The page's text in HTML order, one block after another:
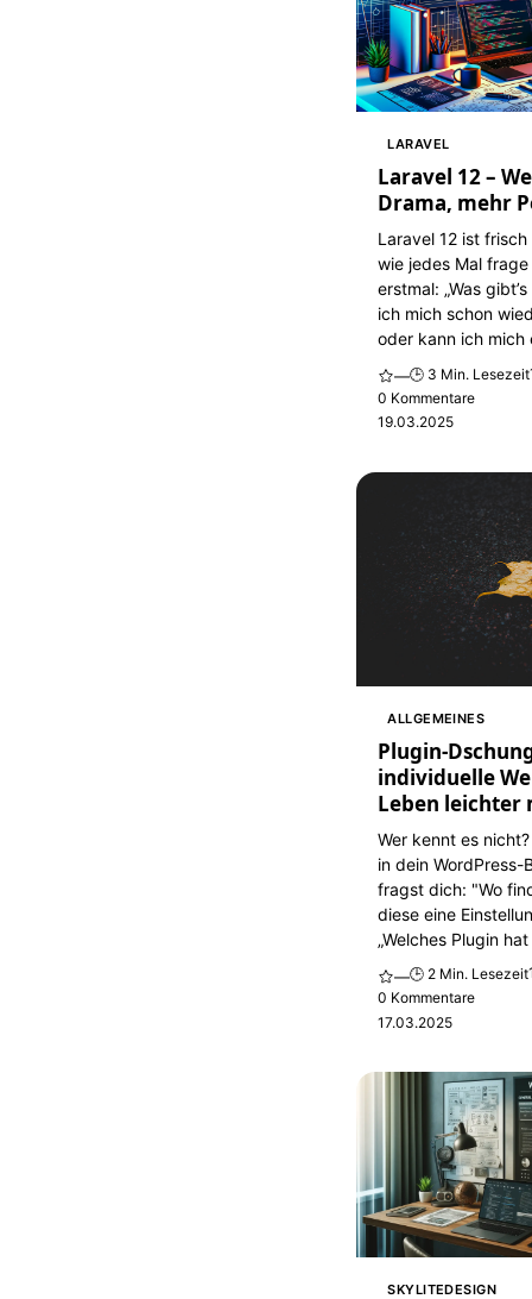
LARAVEL
Laravel 12 –
Drama, mehr
Laravel 12 ist
wie jedes Mal
erstmal: „Was
ich mich schon
oder kann ich mich
—🕒 3 Min. Lesezeit
0 Kommentare
19.03.2025
ALLGEMEINES
Plugin-
individuelle
Leben leichter
Wer kennt es
in dein WordPress-
fragst dich: "Wo
diese eine
„Welches Plugin
—🕒 2 Min. Lesezeit
0 Kommentare
17.03.2025
SKYLITEDESIGN